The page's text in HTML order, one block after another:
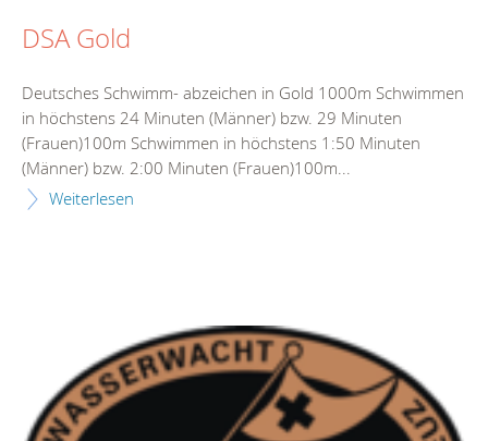
DSA Gold
Deutsches Schwimm- abzeichen in Gold 1000m Schwimmen
in höchstens 24 Minuten (Männer) bzw. 29 Minuten
(Frauen)100m Schwimmen in höchstens 1:50 Minuten
(Männer) bzw. 2:00 Minuten (Frauen)100m...
Weiterlesen